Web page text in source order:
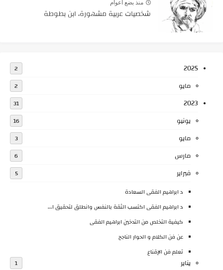
منذ بضع اعوام
شخصيات عربية مشهورة، ابن بطوطة
2025
2
مايو 2
2023
31
يونيو 16
مايو 3
مارس 6
فبراير 5
د ابراهيم الفقى السعادة
د ابراهيم الفقى اكتسب الثقة بالنفس وانطلق لتحقيق ا...
كيفية التخلص من التدخين ابراهيم الفقى
عن فن الكلام و الحوار الناجح
تعلم فن الإقناع
يناير 1